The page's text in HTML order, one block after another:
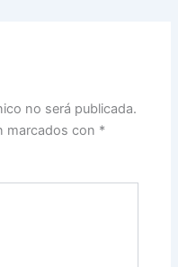
no será publicada.
marcados con *